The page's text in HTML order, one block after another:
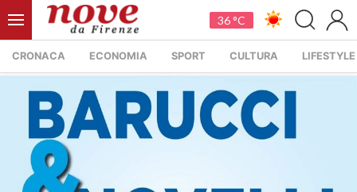
36 °C
CRONACA ECONOMIA SPORT CULTURA LIFESTYLE